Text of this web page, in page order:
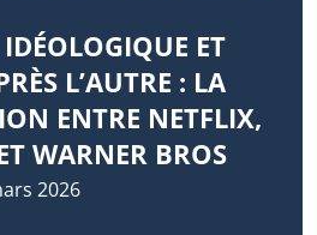
ET
L’AUTRE : LA
ENTRE NETFLIX,
WARNER BROS
2026